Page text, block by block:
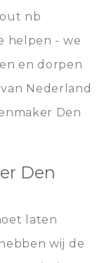
nb
helpen - we
en dorpen
Nederland
Den
Den
laten
wij de